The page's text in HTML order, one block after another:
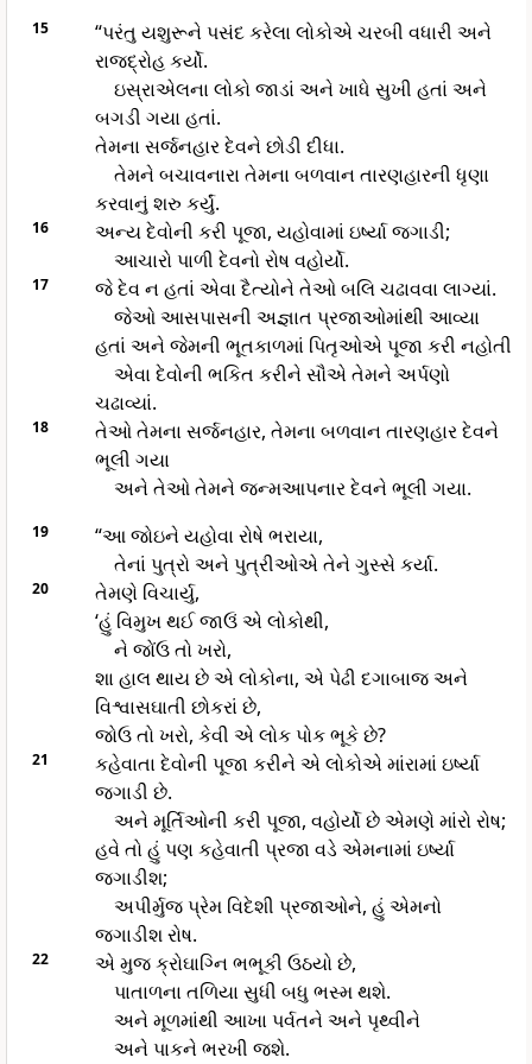
15
“પરંતુ યશુરૂને પસંદ કરેલા લોકોએ ચરબી વધારી અને
રાજદ્રોહ કર્યો.
ઇસ્રાએલના લોકો જાડાં અને ખાધે સુખી હતાં અને
બગડી ગયા હતાં.
તેમના સર્જનહાર દેવને છોડી દીધા.
તેમને બચાવનારા તેમના બળવાન તારણહારની ધૃણા
કરવાનું શરુ કર્યું.
16
અન્ય દેવોની કરી પૂજા, યહોવામાં ઇર્ષ્યા જગાડી;
આચારો પાળી દેવનો રોષ વહોર્યો.
17
જે દેવ ન હતાં એવા દૈત્યોને તેઓ બલિ ચઢાવવા લાગ્યાં.
જેઓ આસપાસની અજ્ઞાત પ્રજાઓમાંથી આવ્યા
હતાં અને જેમની ભૂતકાળમાં પિતૃઓએ પૂજા કરી નહોતી
એવા દેવોની ભકિત કરીને સૌએ તેમને અર્પણો
ચઢાવ્યાં.
18
તેઓ તેમના સર્જનહાર, તેમના બળવાન તારણહાર દેવને
ભૂલી ગયા
અને તેઓ તેમને જન્મઆપનાર દેવને ભૂલી ગયા.
19
“આ જોઇને યહોવા રોષે ભરાયા,
તેનાં પુત્રો અને પુત્રીઓએ તેને ગુસ્સે કર્યા.
20
તેમણે વિચાર્યુ,
‘હું વિમુખ થઈ જાઉં એ લોકોથી,
ને જોંઉ તો ખરો,
શા હાલ થાય છે એ લોકોના, એ પેઢી દગાબાજ અને
વિશ્વાસઘાતી છોકરાં છે,
જોઉ તો ખરો, કેવી એ લોક પોક ભૂકે છે?
21
કહેવાતા દેવોની પૂજા કરીને એ લોકોએ માંરામાં ઇર્ષ્યા
જગાડી છે.
અને મૂર્તિઓની કરી પૂજા, વહોર્યો છે એમણે માંરો રોષ;
હવે તો હું પણ કહેવાતી પ્રજા વડે એમનામાં ઇર્ષ્યા
જગાડીશ;
અપીર્મુજ પ્રેમ વિદેશી પ્રજાઓને, હું એમનો
જગાડીશ રોષ.
22
એ મુજ ક્રોઘાગ્નિ ભભૂકી ઉઠયો છે,
પાતાળના તળિયા સુધી બધુ ભસ્મ થશે.
અને મૂળમાંથી આખા પર્વતને અને પૃથ્વીને
અને પાકને ભરખી જશે.